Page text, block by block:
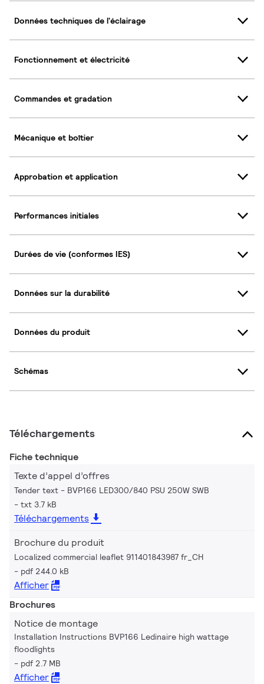
Données techniques de l'éclairage
Fonctionnement et électricité
Commandes et gradation
Mécanique et boîtier
Approbation et application
Performances initiales
Durées de vie (conformes IES)
Données sur la durabilité
Données du produit
Schémas
Téléchargements
Fiche technique
Texte d’appel d’offres
Tender text - BVP166 LED300/840 PSU 250W SWB
txt 3.7 kB
Téléchargements
Brochure du produit
Localized commercial leaflet 911401843987 fr_CH
pdf 244.0 kB
Afficher
Brochures
Notice de montage
Installation Instructions BVP166 Ledinaire high wattage
floodlights
pdf 2.7 MB
Afficher